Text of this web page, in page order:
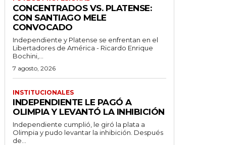
CONCENTRADOS VS. PLATENSE:
CON SANTIAGO MELE
CONVOCADO
Independiente y Platense se enfrentan en el
Libertadores de América - Ricardo Enrique
Bochini,...
7 agosto, 2026
INSTITUCIONALES
INDEPENDIENTE LE PAGÓ A
OLIMPIA Y LEVANTÓ LA INHIBICIÓN
Independiente cumplió, le giró la plata a
Olimpia y pudo levantar la inhibición. Después
de...